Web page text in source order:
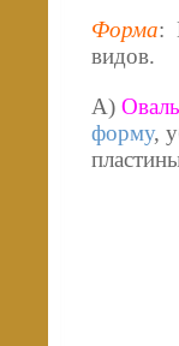
Форма:
видов.
А)
форму,